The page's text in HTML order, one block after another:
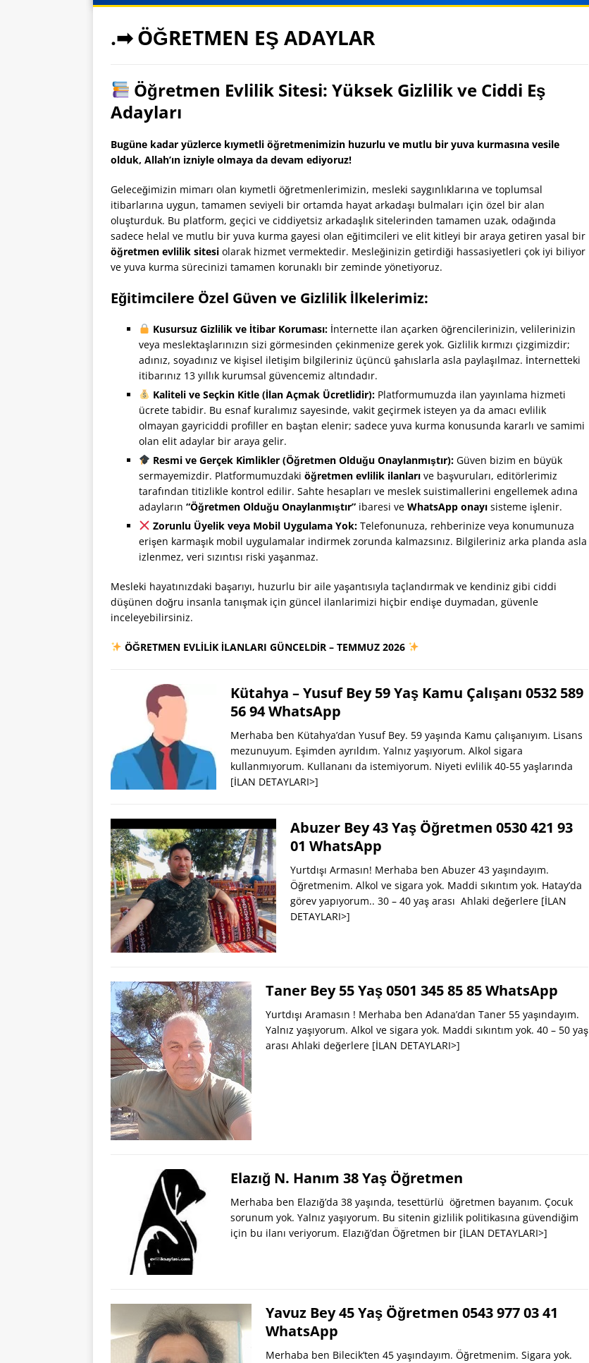
.➡ ÖĞRETMEN EŞ ADAYLAR
Öğretmen Evlilik Sitesi: Yüksek Gizlilik ve Ciddi Eş
Adayları
Bugüne kadar yüzlerce kıymetli öğretmenimizin huzurlu ve mutlu bir yuva kurmasına vesile
olduk, Allah’ın izniyle olmaya da devam ediyoruz!
Geleceğimizin mimarı olan kıymetli öğretmenlerimizin, mesleki saygınlıklarına ve toplumsal
itibarlarına uygun, tamamen seviyeli bir ortamda hayat arkadaşı bulmaları için özel bir alan
oluşturduk. Bu platform, geçici ve ciddiyetsiz arkadaşlık sitelerinden tamamen uzak, odağında
sadece helal ve mutlu bir yuva kurma gayesi olan eğitimcileri ve elit kitleyi bir araya getiren yasal bir
öğretmen evlilik sitesi olarak hizmet vermektedir. Mesleğinizin getirdiği hassasiyetleri çok iyi biliyor
ve yuva kurma sürecinizi tamamen korunaklı bir zeminde yönetiyoruz.
Eğitimcilere Özel Güven ve Gizlilik İlkelerimiz:
Kusursuz Gizlilik ve İtibar Koruması:İnternette ilan açarken öğrencilerinizin, velilerinizin
veya meslektaşlarınızın sizi görmesinden çekinmenize gerek yok. Gizlilik kırmızı çizgimizdir;
adınız, soyadınız ve kişisel iletişim bilgileriniz üçüncü şahıslarla asla paylaşılmaz. İnternetteki
itibarınız 13 yıllık kurumsal güvencemiz altındadır.
Kaliteli ve Seçkin Kitle (İlan Açmak Ücretlidir):Platformumuzda ilan yayınlama hizmeti
ücrete tabidir. Bu esnaf kuralımız sayesinde, vakit geçirmek isteyen ya da amacı evlilik
olmayan gayriciddi profiller en baştan elenir; sadece yuva kurma konusunda kararlı ve samimi
olan elit adaylar bir araya gelir.
Resmi ve Gerçek Kimlikler (Öğretmen Olduğu Onaylanmıştır):Güven bizim en büyük
sermayemizdir. Platformumuzdaki öğretmen evlilik ilanları ve başvuruları, editörlerimiz
tarafından titizlikle kontrol edilir. Sahte hesapları ve meslek suistimallerini engellemek adına
adayların “Öğretmen Olduğu Onaylanmıştır” ibaresi ve WhatsApp onayı sisteme işlenir.
Zorunlu Üyelik veya Mobil Uygulama Yok:Telefonunuza, rehberinize veya konumunuza
erişen karmaşık mobil uygulamalar indirmek zorunda kalmazsınız. Bilgileriniz arka planda asla
izlenmez, veri sızıntısı riski yaşanmaz.
Mesleki hayatınızdaki başarıyı, huzurlu bir aile yaşantısıyla taçlandırmak ve kendiniz gibi ciddi
düşünen doğru insanla tanışmak için güncel ilanlarimizi hiçbir endişe duymadan, güvenle
inceleyebilirsiniz.
ÖĞRETMEN EVLİLİK İLANLARI GÜNCELDİR – TEMMUZ 2026
Kütahya – Yusuf Bey 59 Yaş Kamu Çalışanı 0532 589
56 94 WhatsApp
Merhaba ben Kütahya’dan Yusuf Bey. 59 yaşında Kamu çalışanıyım. Lisans
mezunuyum. Eşimden ayrıldım. Yalnız yaşıyorum. Alkol sigara
kullanmıyorum. Kullananı da istemiyorum. Niyeti evlilik 40-55 yaşlarında
[İLAN DETAYLARI>]
Abuzer Bey 43 Yaş Öğretmen 0530 421 93
01 WhatsApp
Yurtdışı Armasın! Merhaba ben Abuzer 43 yaşındayım.
Öğretmenim. Alkol ve sigara yok. Maddi sıkıntım yok. Hatay’da
görev yapıyorum.. 30 – 40 yaş arası Ahlaki değerlere [İLAN
DETAYLARI>]
Taner Bey 55 Yaş 0501 345 85 85 WhatsApp
Yurtdışı Aramasın ! Merhaba ben Adana’dan Taner 55 yaşındayım.
Yalnız yaşıyorum. Alkol ve sigara yok. Maddi sıkıntım yok. 40 – 50 yaş
arası Ahlaki değerlere [İLAN DETAYLARI>]
Elazığ N. Hanım 38 Yaş Öğretmen
Merhaba ben Elazığ’da 38 yaşında, tesettürlü öğretmen bayanım. Çocuk
sorunum yok. Yalnız yaşıyorum. Bu sitenin gizlilik politikasına güvendiğim
için bu ilanı veriyorum. Elazığ’dan Öğretmen bir [İLAN DETAYLARI>]
Yavuz Bey 45 Yaş Öğretmen 0543 977 03 41
WhatsApp
Merhaba ben Bilecik’ten 45 yaşındayım. Öğretmenim. Sigara yok.